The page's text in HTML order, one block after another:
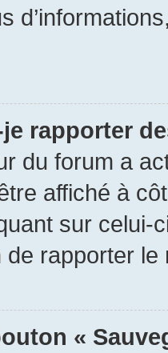
rapporter
du forum a
affiché à
sur
rapporter le
«